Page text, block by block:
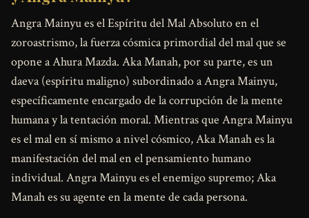
Angra Mainyu es el Espíritu del Mal Absoluto en el
zoroastrismo, la fuerza cósmica primordial del mal que se
opone a Ahura Mazda. Aka Manah, por su parte, es un
daeva (espíritu maligno) subordinado a Angra Mainyu,
específicamente encargado de la corrupción de la mente
humana y la tentación moral. Mientras que Angra Mainyu
es el mal en sí mismo a nivel cósmico, Aka Manah es la
manifestación del mal en el pensamiento humano
individual. Angra Mainyu es el enemigo supremo; Aka
Manah es su agente en la mente de cada persona.